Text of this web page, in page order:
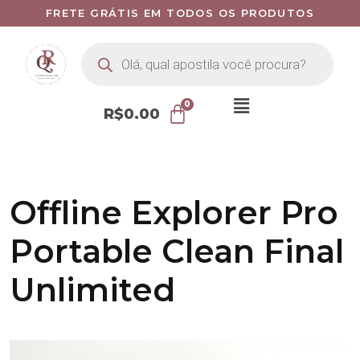
FRETE GRÁTIS EM TODOS OS PRODUTOS
R$0.00
Offline Explorer Pro
Portable Clean Final
Unlimited